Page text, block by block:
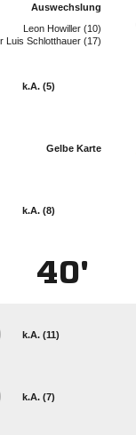
Auswechslung
  
  
k.A. (5)
Gelbe Karte
k.A. (8)
40'
k.A. (11)
k.A. (7)